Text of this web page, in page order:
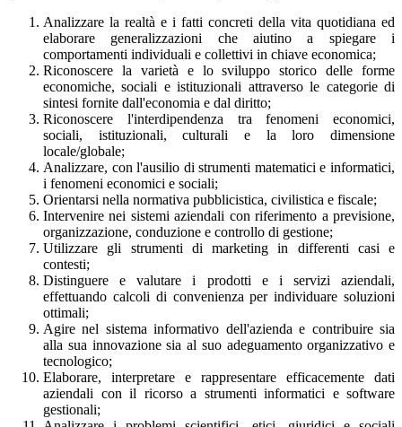
Analizzare la realtà e i fatti concreti della vita quotidiana ed
elaborare generalizzazioni che aiutino a spiegare i
comportamenti individuali e collettivi in chiave economica;
Riconoscere la varietà e lo sviluppo storico delle forme
economiche, sociali e istituzionali attraverso le categorie di
sintesi fornite dall'economia e dal diritto;
Riconoscere l'interdipendenza tra fenomeni economici,
sociali, istituzionali, culturali e la loro dimensione
locale/globale;
Analizzare, con l'ausilio di strumenti matematici e informatici,
i fenomeni economici e sociali;
Orientarsi nella normativa pubblicistica, civilistica e fiscale;
Intervenire nei sistemi aziendali con riferimento a previsione,
organizzazione, conduzione e controllo di gestione;
Utilizzare gli strumenti di marketing in differenti casi e
contesti;
Distinguere e valutare i prodotti e i servizi aziendali,
effettuando calcoli di convenienza per individuare soluzioni
ottimali;
Agire nel sistema informativo dell'azienda e contribuire sia
alla sua innovazione sia al suo adeguamento organizzativo e
tecnologico;
Elaborare, interpretare e rappresentare efficacemente dati
aziendali con il ricorso a strumenti informatici e software
gestionali;